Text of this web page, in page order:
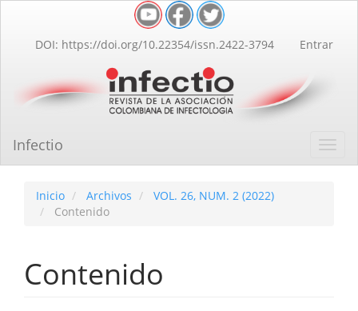
Contenido
principal
lateral
DOI: https://doi.org/10.22354/issn.2422-3794 Entrar
Infectio
Inicio Archivos
VOL. 26, NUM. 2 (2022)
Contenido
Contenido